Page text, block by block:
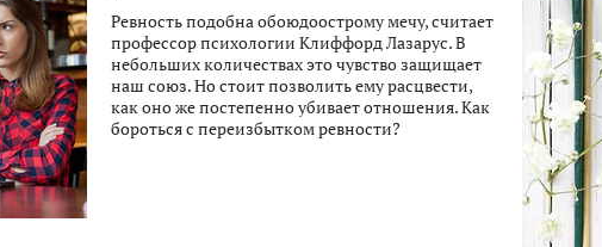
Ревность подобна обоюдоострому мечу, считает
профессор психологии Клиффорд Лазарус. В
небольших количествах это чувство защищает
наш союз. Но стоит позволить ему расцвести,
как оно же постепенно убивает отношения. Как
бороться с переизбытком ревности?